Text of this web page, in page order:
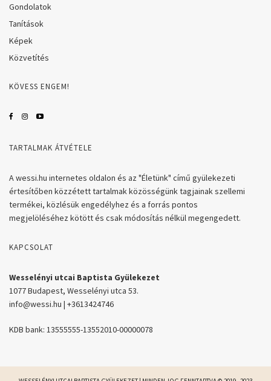
Gondolatok
Tanítások
Képek
Közvetítés
KÖVESS ENGEM!
TARTALMAK ÁTVÉTELE
A wessi.hu internetes oldalon és az "Életünk" című gyülekezeti
értesítőben közzétett tartalmak közösségünk tagjainak szellemi
termékei, közlésük engedélyhez és a forrás pontos
megjelöléséhez kötött és csak módosítás nélkül megengedett.
KAPCSOLAT
Wesselényi utcai Baptista Gyülekezet
1077 Budapest, Wesselényi utca 53.
info@wessi.hu | +3613424746
KDB bank: 13555555-13552010-00000078